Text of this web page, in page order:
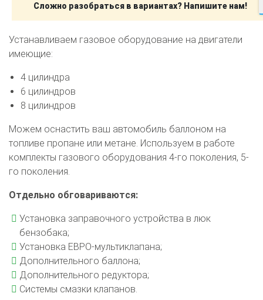
Сложно разобраться в вариантах? Напишите нам!
Устанавливаем газовое оборудование на двигатели
имеющие:
4 цилиндра
6 цилиндров
8 цилиндров
Можем оснастить ваш автомобиль баллоном на
топливе пропане или метане. Используем в работе
комплекты газового оборудования 4-го поколения, 5-
го поколения.
Отдельно обговариваются:
Установка заправочного устройства в люк
бензобака;
Установка ЕВРО-мультиклапана;
Дополнительного баллона;
Дополнительного редуктора;
Системы смазки клапанов.